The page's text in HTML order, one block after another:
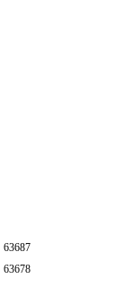
63687
63678